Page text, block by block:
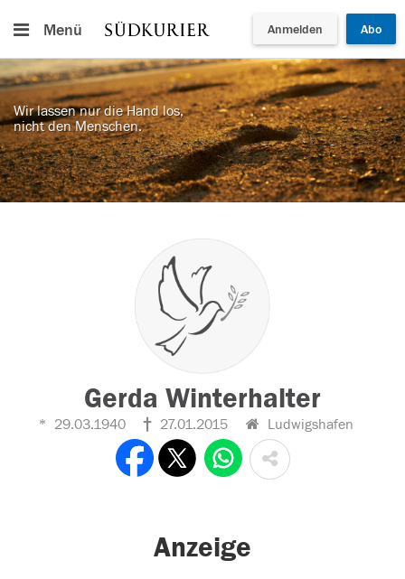
Menü Anmelden Abo
Wir lassen nur die Hand los,
nicht den Menschen.
Gerda Winterhalter
29.03.1940 27.01.2015 Ludwigshafen
Anzeige